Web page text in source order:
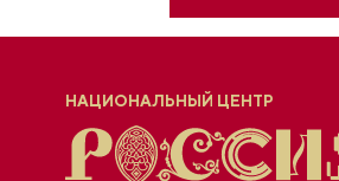
НАЦИОНАЛЬНЫЙ ЦЕНТР